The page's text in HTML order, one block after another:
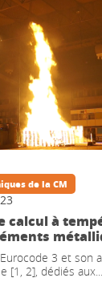
de la CM
calcul à
et
3 et son
[1, 2], dédiés aux...